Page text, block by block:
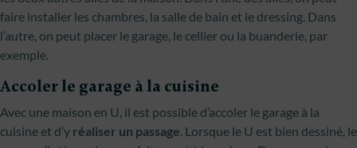
faire installer les chambres, la salle de bain et le dressing. Dans
l’autre, on peut placer le garage, le cellier ou la buanderie, par
exemple.
Accoler le garage à la cuisine
Avec une maison en U, il est possible d’accoler le garage à la
cuisine et d’y réaliser un passage. Lorsque le U est bien dessiné, le